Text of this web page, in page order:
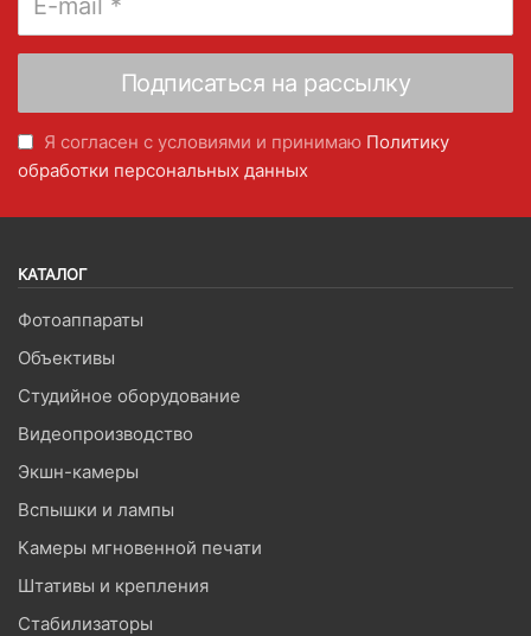
Я согласен с условиями и принимаю Политику
обработки персональных данных
КАТАЛОГ
Фотоаппараты
Объективы
Студийное оборудование
Видеопроизводство
Экшн-камеры
Вспышки и лампы
Камеры мгновенной печати
Штативы и крепления
Стабилизаторы